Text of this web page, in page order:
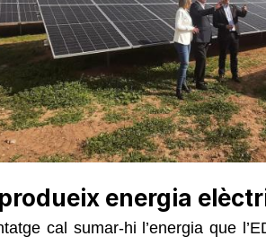
produeix energia
cal sumar-hi l’energia que